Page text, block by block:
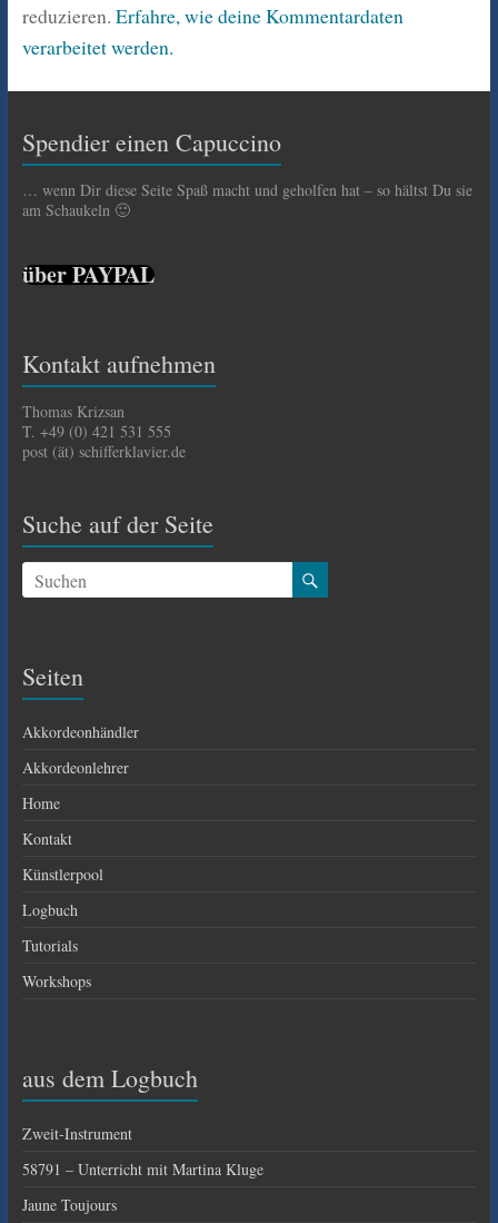
reduzieren. Erfahre, wie deine Kommentardaten
verarbeitet werden.
Spendier einen Capuccino
… wenn Dir diese Seite Spaß macht und geholfen hat – so hältst Du sie
am Schaukeln 🙂
über PAYPAL
Kontakt aufnehmen
Thomas Krizsan
T. +49 (0) 421 531 555
post (ät) schifferklavier.de
Suche auf der Seite
Seiten
Akkordeonhändler
Akkordeonlehrer
Home
Kontakt
Künstlerpool
Logbuch
Tutorials
Workshops
aus dem Logbuch
Zweit-Instrument
58791 – Unterricht mit Martina Kluge
Jaune Toujours